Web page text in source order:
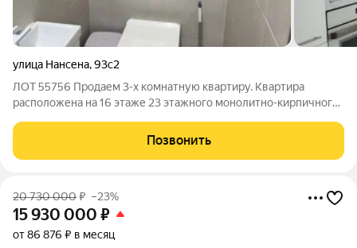
улица Нансена,93с2
ЛОТ 55756 Продаем 3-х комнатную квартиру. Квартира
расположена на 16 этаже 23 этажного монолитно-кирпичного
высокого качества с дорогой чистовой отделкой и мебелью,
сделанной на заказ.
Позвонить
20 730 000₽ –23%
15 930 000 ₽
от 86 876 ₽ в месяц